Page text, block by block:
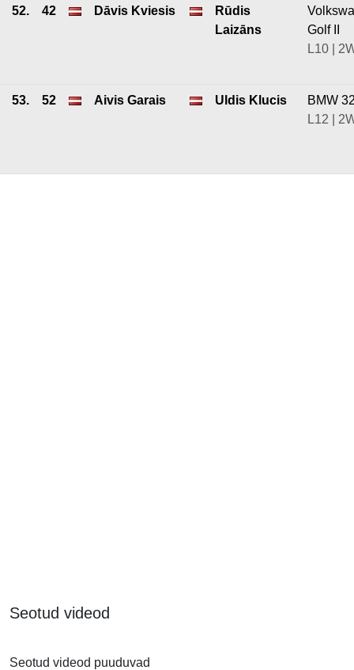
52. 42 Dāvis Kviesis
Rūdis
Laizāns
Golf II
L10 |
53. 52 Aivis Garais Uldis Klucis
BMW
L12 |
Seotud videod
Seotud videod puuduvad